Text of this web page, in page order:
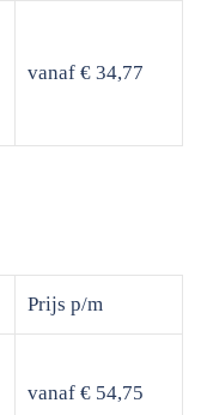
vanaf € 34,77
Prijs p/m
vanaf € 54,75